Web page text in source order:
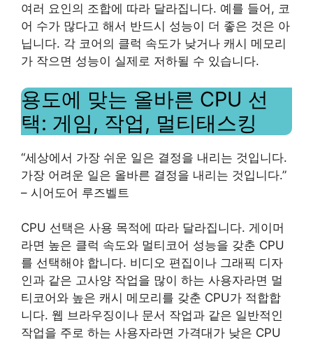
여러 요인의 조합에 따라 달라집니다. 예를 들어, 코
어 수가 많다고 해서 반드시 성능이 더 좋은 것은 아
닙니다. 각 코어의 클럭 속도가 낮거나 캐시 메모리
가 작으면 성능이 실제로 저하될 수 있습니다.
용도에 맞는 올바른 CPU 선
택: 게임, 작업, 멀티태스킹
“세상에서 가장 쉬운 일은 결정을 내리는 것입니다.
가장 어려운 일은 올바른 결정을 내리는 것입니다.”
– 시어도어 루즈벨트
CPU 선택은 사용 목적에 따라 달라집니다. 게이머
라면 높은 클럭 속도와 멀티코어 성능을 갖춘 CPU
를 선택해야 합니다. 비디오 편집이나 그래픽 디자
인과 같은 고사양 작업을 많이 하는 사용자라면 멀
티코어와 높은 캐시 메모리를 갖춘 CPU가 적합합
니다. 웹 브라우징이나 문서 작업과 같은 일반적인
작업을 주로 하는 사용자라면 가격대가 낮은 CPU